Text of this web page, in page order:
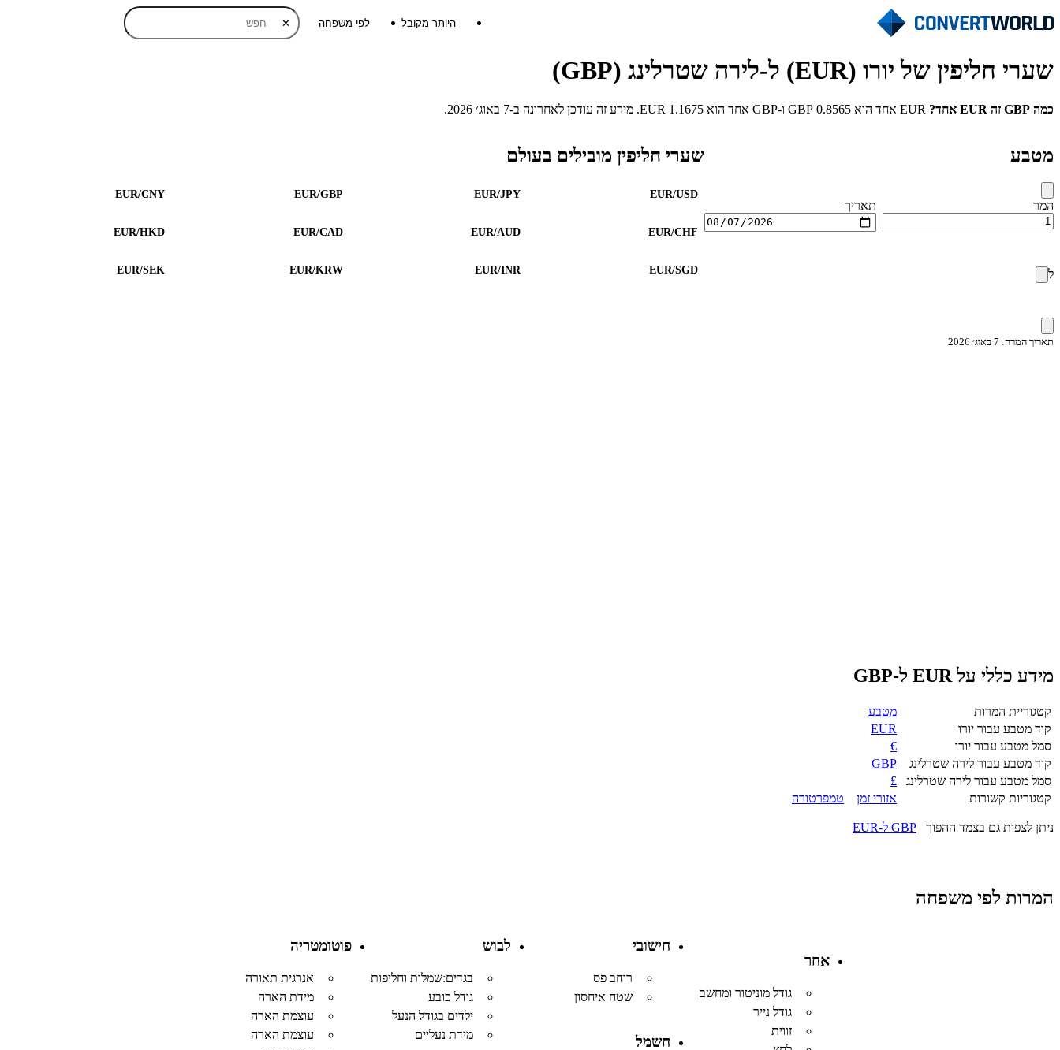
✕ היותר מקובל לפי משפחה
שערי חליפין של יורו (EUR) ל-לירה שטרלינג (GBP)
כמה GBP זה EUR אחד?
מטבע
המר תאריך
ל
תאריך המרה: 7 באוג׳ 2026
שערי חליפין מובילים בעולם
EUR/USD
EUR/JPY
EUR/GBP
EUR/CNY
EUR/CHF
EUR/AUD
EUR/CAD
EUR/HKD
EUR/SGD
EUR/INR
EUR/KRW
EUR/SEK
מידע כללי על EUR ל-GBP
קטגוריית המרות
מטבע
קוד מטבע עבור יורו
EUR
סמל מטבע עבור יורו
€
קוד מטבע עבור לירה שטרלינג
GBP
סמל מטבע עבור לירה שטרלינג
£
קטגוריות קשורות
אזורי זמן טמפרטורה
ניתן לצפות גם בצמד ההפוך GBP ל-EUR
המרות לפי משפחה
אחר
גודל מוניטור ומחשב
גודל נייר
זווית
חישובי
רוחב פס
שטח איחסון
חשמל
לבוש
בגדים:שמלות וחליפות
גודל כובע
ילדים בגודל הנעל
מידת נעליים
פוטומטריה
אנרגית תאורה
מידת הארה
עוצמת הארה
עוצמת הארה